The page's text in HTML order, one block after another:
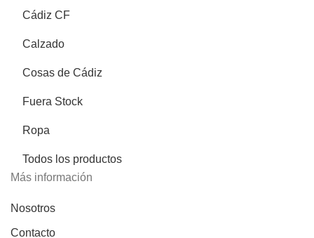
Cádiz CF
Calzado
Cosas de Cádiz
Fuera Stock
Ropa
Todos los productos
Más información
Nosotros
Contacto